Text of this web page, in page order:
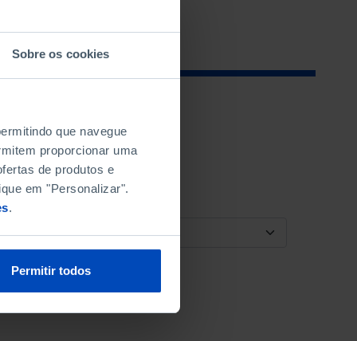
Sobre os cookies
que navegue
proporcionar uma
de produtos e
em "Personalizar".
.
Permitir todos
ORDENAR POR